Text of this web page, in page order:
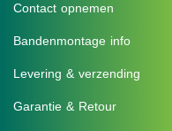
Contact opnemen
Bandenmontage info
Levering & verzending
Garantie & Retour